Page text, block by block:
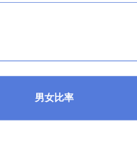
男女比率